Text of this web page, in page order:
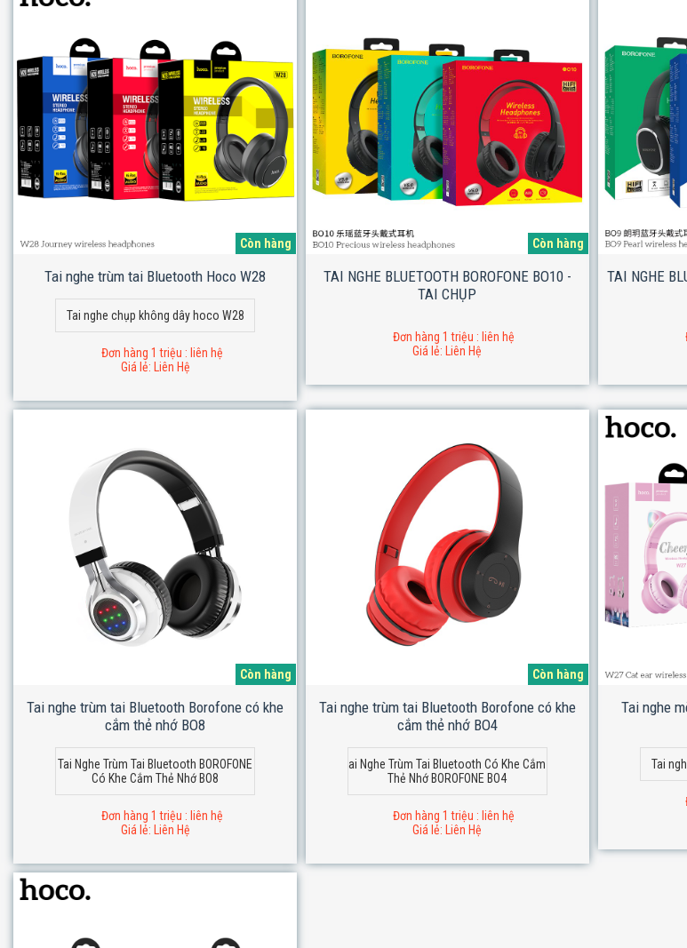
Còn hàng
Tai nghe trùm tai Bluetooth Hoco W28
Tai nghe chụp không dây hoco W28
Đơn hàng 1 triệu : liên hệ
Giá lẻ: Liên Hệ
Còn hàng
TAI NGHE BLUETOOTH BOROFONE BO10 -
TAI CHỤP
Đơn hàng 1 triệu : liên hệ
Giá lẻ: Liên Hệ
TAI NGHE
Còn hàng
Tai nghe trùm tai Bluetooth Borofone có khe
cắm thẻ nhớ BO8
Tai Nghe Trùm Tai Bluetooth BOROFONE
Có Khe Cắm Thẻ Nhớ BO8
Đơn hàng 1 triệu : liên hệ
Giá lẻ: Liên Hệ
Còn hàng
Tai nghe trùm tai Bluetooth Borofone có khe
cắm thẻ nhớ BO4
ai Nghe Trùm Tai Bluetooth Có Khe Cắm
Thẻ Nhớ BOROFONE BO4
Đơn hàng 1 triệu : liên hệ
Giá lẻ: Liên Hệ
Tai nghe
Tai